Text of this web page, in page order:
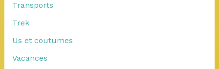
Transports
Trek
Us et coutumes
Vacances